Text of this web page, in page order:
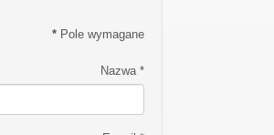
* Pole wymagane
Nazwa*